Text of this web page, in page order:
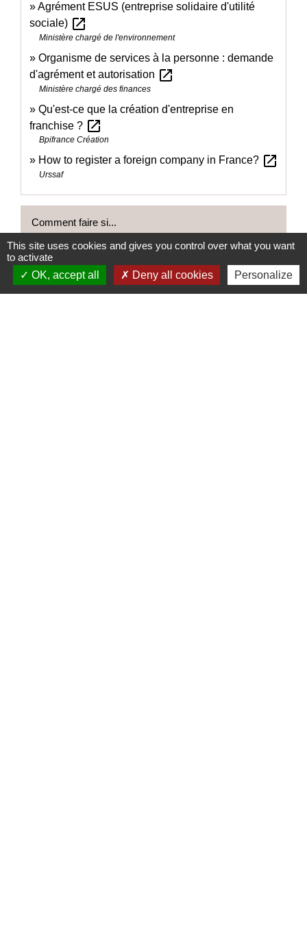
Agrément ESUS (entreprise solidaire d'utilité
sociale) open_in_new
Ministère chargé de l'environnement
Organisme de services à la personne : demande
d'agrément et autorisation open_in_new
Ministère chargé des finances
Qu'est-ce que la création d'entreprise en
franchise ? open_in_new
Bpifrance Création
How to register a foreign company in France? open_in_new
Urssaf
Comment faire si...
Ouvrir un commerce
Devenir vendeur à domicile
This site uses cookies and gives you control over what you want
to activate
OK, accept all
Deny all cookies Personalize